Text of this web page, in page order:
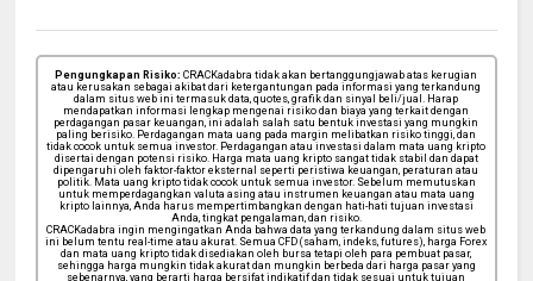
Pengungkapan Risiko: CRACKadabra tidak akan bertanggungjawab atas kerugian
atau kerusakan sebagai akibat dari ketergantungan pada informasi yang terkandung
dalam situs web ini termasuk data, quotes, grafik dan sinyal beli/jual. Harap
mendapatkan informasi lengkap mengenai risiko dan biaya yang terkait dengan
perdagangan pasar keuangan, ini adalah salah satu bentuk investasi yang mungkin
paling berisiko. Perdagangan mata uang pada margin melibatkan risiko tinggi, dan
tidak cocok untuk semua investor. Perdagangan atau investasi dalam mata uang kripto
disertai dengan potensi risiko. Harga mata uang kripto sangat tidak stabil dan dapat
dipengaruhi oleh faktor-faktor eksternal seperti peristiwa keuangan, peraturan atau
politik. Mata uang kripto tidak cocok untuk semua investor. Sebelum memutuskan
untuk memperdagangkan valuta asing atau instrumen keuangan atau mata uang
kripto lainnya, Anda harus mempertimbangkan dengan hati-hati tujuan investasi
Anda, tingkat pengalaman, dan risiko.
CRACKadabra ingin mengingatkan Anda bahwa data yang terkandung dalam situs web
ini belum tentu real-time atau akurat. Semua CFD (saham, indeks, futures), harga Forex
dan mata uang kripto tidak disediakan oleh bursa tetapi oleh para pembuat pasar,
sehingga harga mungkin tidak akurat dan mungkin berbeda dari harga pasar yang
sebenarnya, yang berarti harga bersifat indikatif dan tidak sesuai untuk tujuan